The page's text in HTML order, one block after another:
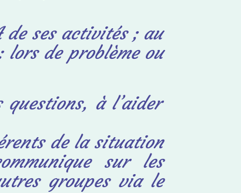
de ses activités ; au
de problème ou
à l’aider
de la situation
sur les
groupes via le